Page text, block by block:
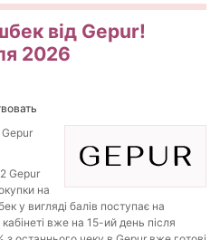
від Gepur!
2026
Gepur
на
у вигляді балів поступає на
вже на 15-ий день після